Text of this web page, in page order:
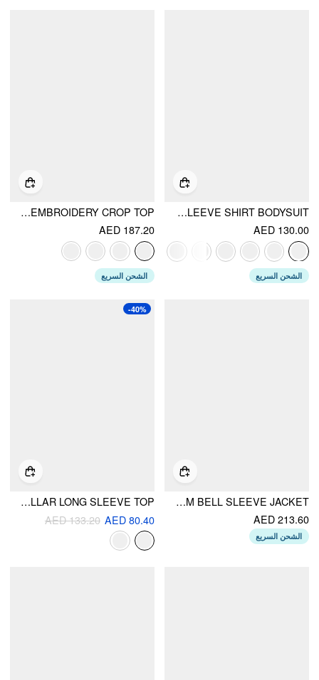
COTTON-BLEND COLLAR ROLL-UP SLEEVE SHIRT BODYSUIT
AED 130.00
الشحن السريع
KNIT HIGH NECK FLORAL EMBROIDERY CROP TOP
AED 187.20
الشحن السريع
VELVET STAND COLLAR LETTUCE TRIM BELL SLEEVE JACKET
AED 213.60
الشحن السريع
-40%
KNIT WOOL-BLEND STRIPED COLLAR LONG SLEEVE TOP
AED 80.40
AED 133.20